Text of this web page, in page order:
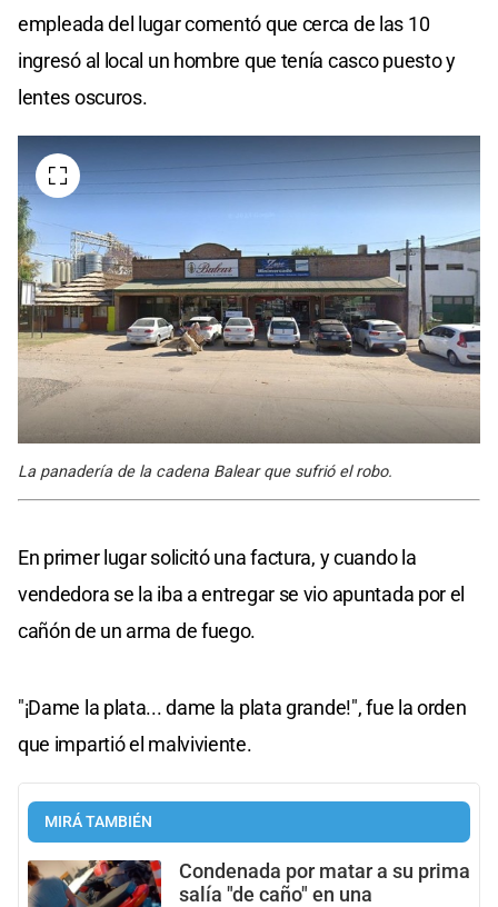
empleada del lugar comentó que cerca de las 10
ingresó al local un hombre que tenía casco puesto y
lentes oscuros.
La panadería de la cadena Balear que sufrió el robo.
En primer lugar solicitó una factura, y cuando la
vendedora se la iba a entregar se vio apuntada por el
cañón de un arma de fuego.
"¡Dame la plata... dame la plata grande!", fue la orden
que impartió el malviviente.
MIRÁ TAMBIÉN
Condenada por matar a su prima
salía "de caño" en una